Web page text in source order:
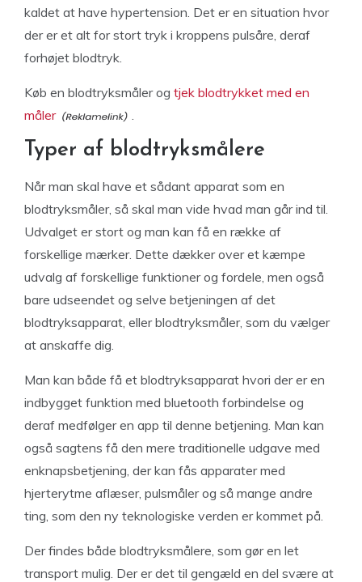
kaldet at have hypertension. Det er en situation hvor
der er et alt for stort tryk i kroppens pulsåre, deraf
forhøjet blodtryk.
Køb en blodtryksmåler og tjek blodtrykket med en
måler
.
Typer af blodtryksmålere
Når man skal have et sådant apparat som en
blodtryksmåler, så skal man vide hvad man går ind til.
Udvalget er stort og man kan få en række af
forskellige mærker. Dette dækker over et kæmpe
udvalg af forskellige funktioner og fordele, men også
bare udseendet og selve betjeningen af det
blodtryksapparat, eller blodtryksmåler, som du vælger
at anskaffe dig.
Man kan både få et blodtryksapparat hvori der er en
indbygget funktion med bluetooth forbindelse og
deraf medfølger en app til denne betjening. Man kan
også sagtens få den mere traditionelle udgave med
enknapsbetjening, der kan fås apparater med
hjerterytme aflæser, pulsmåler og så mange andre
ting, som den ny teknologiske verden er kommet på.
Der findes både blodtryksmålere, som gør en let
transport mulig. Der er det til gengæld en del svære at